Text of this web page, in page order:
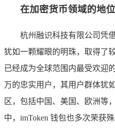
在加密货币领域的地位
杭州融识科技有限公司凭
犹如一颗耀眼的明珠，取得了
已经成为全球范围内最受欢迎
万的忠实用户，其用户群体犹
区，包括中国、美国、欧洲等
中，imToken 钱包也多次荣获